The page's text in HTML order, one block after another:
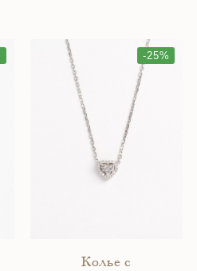
-25%
Колье с